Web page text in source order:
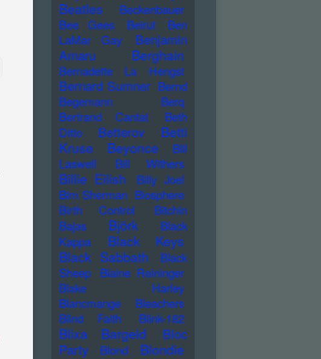
Beatles
Beckenbauer
Bee Gees
Beirut
Ben
LaMar Gay
Benjamin
Amaru
Berghain
Bernadette La Hengst
Bernard Sumner Bernd
Begemann
Berq
Bertrand Cantat
Beth
Ditto
Betterov
Betti
Kruse
Beyonce
Bill
Laswell
Bill Withers
Billie Eilish
Billy Joel
Bim Sherman Biosphere
Birth Control
Bitchin
Bajas
Björk
Black
Kappa
Black Keys
Black Sabbath
Black
Sheep
Blaine Reininger
Blake Harley
Blancmange
Bleachers
Blind Faith
Blink-182
Blixa Bargeld
Bloc
Party
Blond Blondie